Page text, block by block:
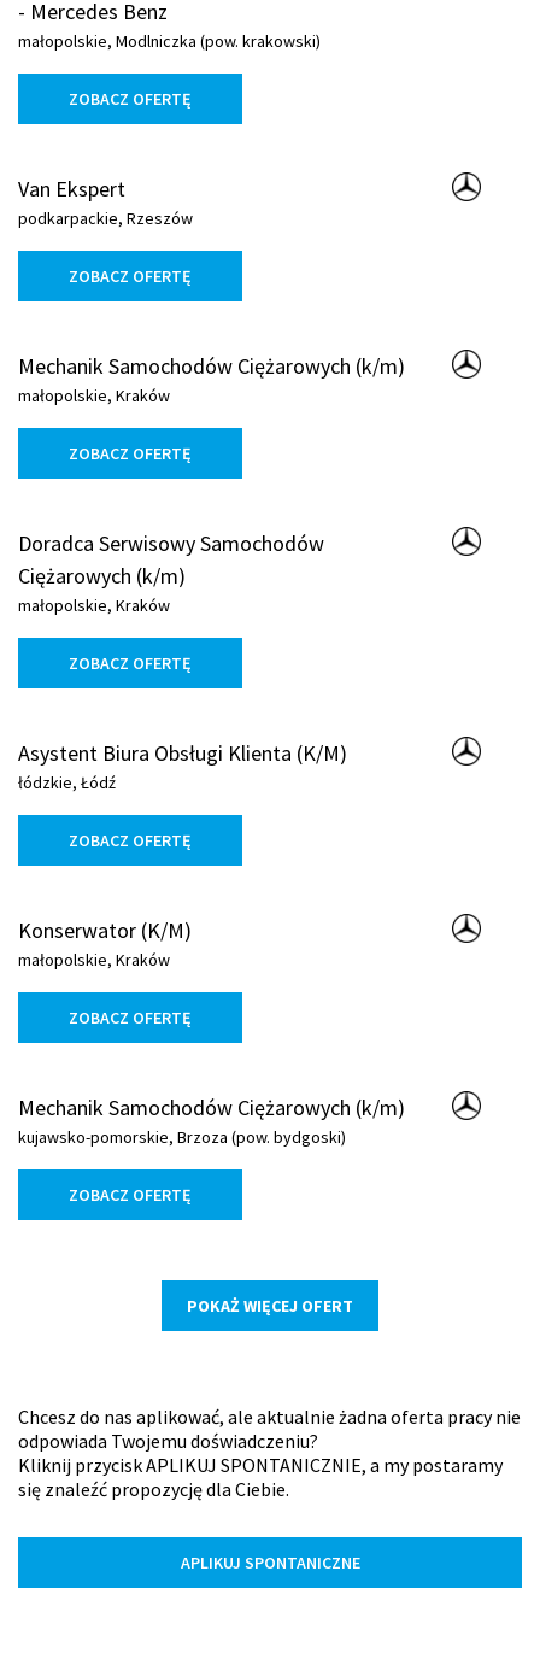
- Mercedes Benz
małopolskie, Modlniczka (pow. krakowski)
ZOBACZ OFERTĘ
Van Ekspert
podkarpackie, Rzeszów
ZOBACZ OFERTĘ
Mechanik Samochodów Ciężarowych (k/m)
małopolskie, Kraków
ZOBACZ OFERTĘ
Doradca Serwisowy Samochodów
Ciężarowych (k/m)
małopolskie, Kraków
ZOBACZ OFERTĘ
Asystent Biura Obsługi Klienta (K/M)
łódzkie, Łódź
ZOBACZ OFERTĘ
Konserwator (K/M)
małopolskie, Kraków
ZOBACZ OFERTĘ
Mechanik Samochodów Ciężarowych (k/m)
kujawsko-pomorskie, Brzoza (pow. bydgoski)
ZOBACZ OFERTĘ
POKAŻ WIĘCEJ OFERT
Chcesz do nas aplikować, ale aktualnie żadna oferta pracy nie
odpowiada Twojemu doświadczeniu?
Kliknij przycisk APLIKUJ SPONTANICZNIE, a my postaramy
się znaleźć propozycję dla Ciebie.
APLIKUJ SPONTANICZNE